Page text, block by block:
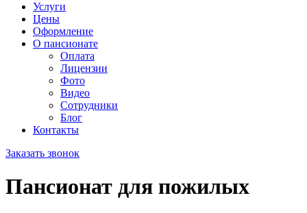
Услуги
Цены
Оформление
О пансионате
Оплата
Лицензии
Фото
Видео
Сотрудники
Блог
Контакты
Заказать звонок
Пансионат для пожилых